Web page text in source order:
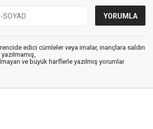
edici cümleler veya imalar, inançlara saldırı
ve büyük harflerle yazılmış yorumlar